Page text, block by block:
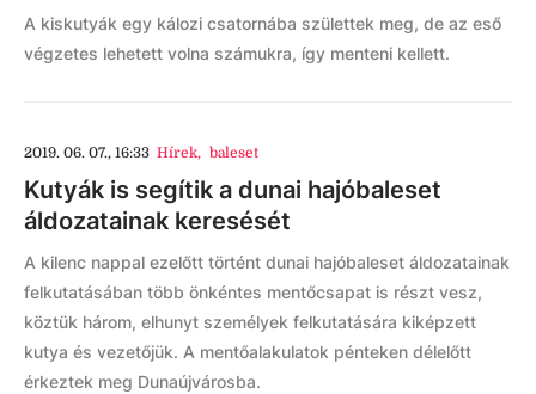
A kiskutyák egy kálozi csatornába születtek meg, de az eső
végzetes lehetett volna számukra, így menteni kellett.
2019. 06. 07., 16:33 Hírek, baleset
Kutyák is segítik a dunai hajóbaleset
áldozatainak keresését
A kilenc nappal ezelőtt történt dunai hajóbaleset áldozatainak
felkutatásában több önkéntes mentőcsapat is részt vesz,
köztük három, elhunyt személyek felkutatására kiképzett
kutya és vezetőjük. A mentőalakulatok pénteken délelőtt
érkeztek meg Dunaújvárosba.